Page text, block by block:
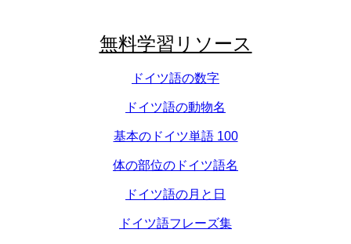
無料学習リソース
ドイツ語の数字
ドイツ語の動物名
基本のドイツ単語 100
体の部位のドイツ語名
ドイツ語の月と日
ドイツ語フレーズ集